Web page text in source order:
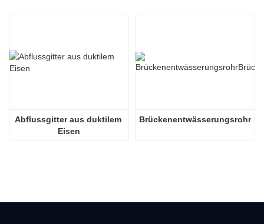
Abflussgitter aus duktilem
Eisen
Brückenentwässerungsrohr